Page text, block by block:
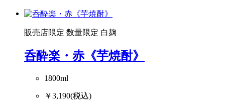
販売店限定 数量限定 白麹
呑酔楽・赤《芋焼酎》
1800ml
￥3,190(税込)